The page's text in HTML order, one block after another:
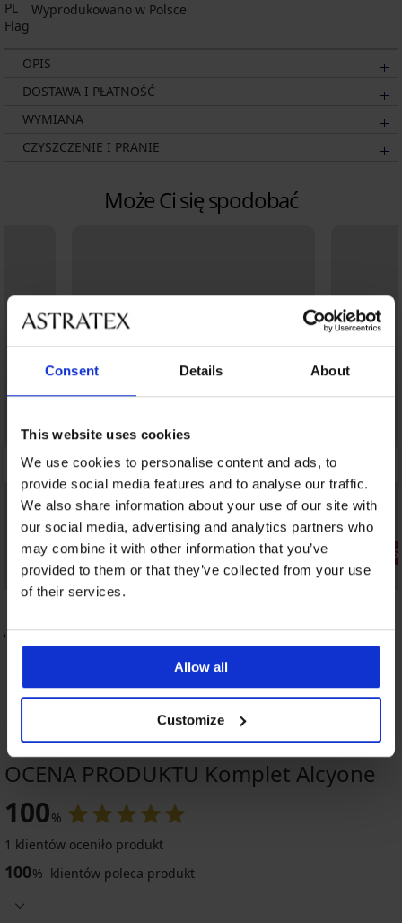
Consent Details About
This website uses cookies
We use cookies to personalise content and ads, to
provide social media features and to analyse our traffic.
We also share information about your use of our site with
our social media, advertising and analytics partners who
may combine it with other information that you’ve
provided to them or that they’ve collected from your use
of their services.
Allow all
Customize
Wyprodukowano w Polsce
OPIS
DOSTAWA I PŁATNOŚĆ
WYMIANA
CZYSZCZENIE I PRANIE
Może Ci się spodobać
by IVA
Bestseller
Biustonosz Maia 4D wygładzający
185,99 zł
3+1 GRATIS
Bestseller
OCENA PRODUKTU Komplet Alcyone
100%
1 klientów oceniło produkt
100% klientów poleca produkt